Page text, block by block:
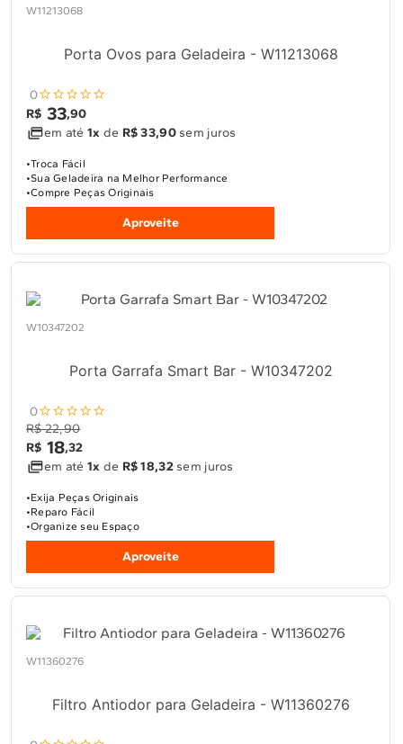
Localizar assistência técnica
10º Combos
W11213068
Porta Ovos para Geladeira - W11213068
0
R$ 33,90
em até 1x de R$ 33,90sem juros
Troca Fácil
Sua Geladeira na Melhor Performance
Compre Peças Originais
Aproveite
W10347202
Porta Garrafa Smart Bar - W10347202
0
R$ 22,90
R$ 18,32
em até 1x de R$ 18,32sem juros
Exija Peças Originais
Reparo Fácil
Organize seu Espaço
Aproveite
W11360276
Filtro Antiodor para Geladeira - W11360276